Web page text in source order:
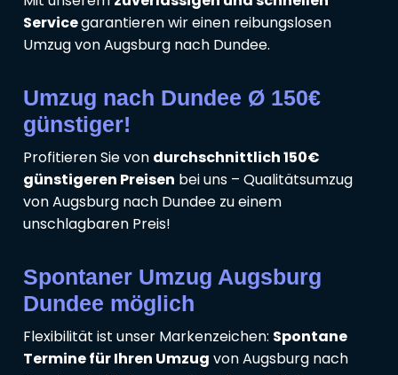
Servicegarantieren wir einen reibungslosen
Umzug von Augsburg nach Dundee.
Umzug nach Dundee Ø 150€
günstiger!
Profitieren Sie von durchschnittlich 150€
günstigeren Preisen bei uns – Qualitätsumzug
von Augsburg nach Dundee zu einem
unschlagbaren Preis!
Spontaner Umzug Augsburg
Dundee möglich
Flexibilität ist unser Markenzeichen: Spontane
Termine für Ihren Umzug von Augsburg nach